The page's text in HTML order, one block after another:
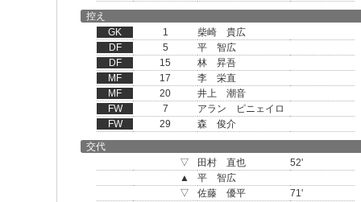
控え
GK
1
柴崎 貴広
DF
5
平 智広
DF
15
林 昇吾
MF
17
李 栄直
MF
20
井上 潮音
FW
7
アラン ピニェイロ
FW
29
森 俊介
交代
▽
田村 直也
52'
▲
平 智広
▽
佐藤 優平
71'